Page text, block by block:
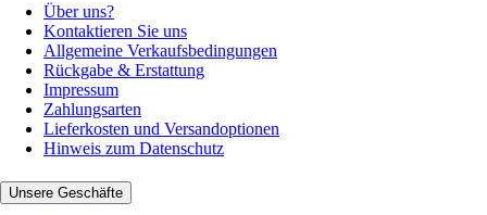
Über uns?
Kontaktieren Sie uns
Allgemeine Verkaufsbedingungen
Rückgabe & Erstattung
Impressum
Zahlungsarten
Lieferkosten und Versandoptionen
Hinweis zum Datenschutz
Unsere Geschäfte